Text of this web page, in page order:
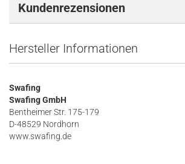
Kundenrezensionen
Hersteller Informationen
Swafing
Swafing GmbH
Bentheimer Str. 175-179
D-48529 Nordhorn
www.swafing.de